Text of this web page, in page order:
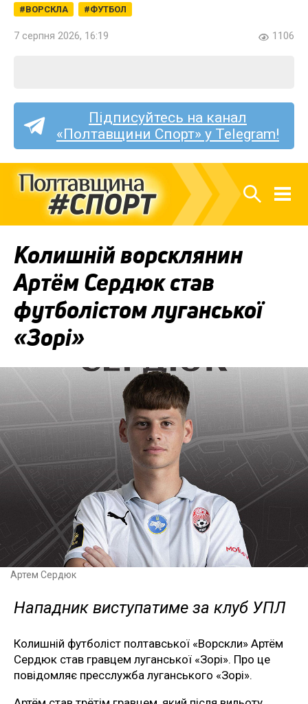
ВОРСКЛА ФУТБОЛ
7 серпня 2026, 16:19 1106
Підписуйтесь на канал
«Полтавщини Спорт» у Telegram!
Колишній ворсклянин
Артём Сердюк став
футболістом луганської
«Зорі»
Артем Сердюк
Нападник виступатиме за клуб УПЛ
Колишній футболіст полтавської «Ворскли» Артём
Сердюк став гравцем луганської «Зорі». Про це
повідомляє пресслужба луганського «Зорі».